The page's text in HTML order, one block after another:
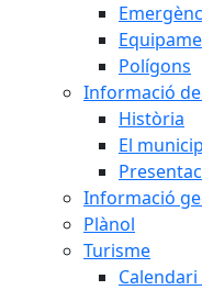
Polígons
Informació
Història
El
Informació
Plànol
Turisme